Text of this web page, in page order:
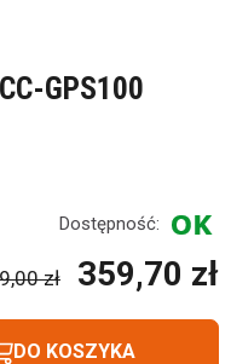
GPS100
Dostępność:
zł 359,70 zł
DO KOSZYKA